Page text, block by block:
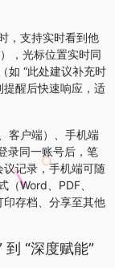
，支持实时看到他
，光标位置实时同
如 “此处建议补充时
提醒后快速响应，适
客户端）、手机端
录同一账号后，笔
记录，手机端可随
Word、PDF、
存档、分享至其他
“深度赋能”